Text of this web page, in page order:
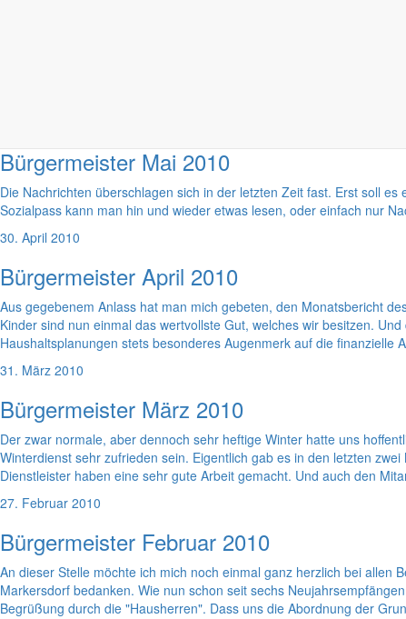
Viel wird in der letzten Zeit über die Entwicklung am Berzdorfer See
Bürgermeister Mai 2010
Die Nachrichten überschlagen sich in der letzten Zeit fast. Erst soll
Sozialpass kann man hin und wieder etwas lesen, oder einfach nur
30. April 2010
Bürgermeister April 2010
Aus gegebenem Anlass hat man mich gebeten, den Monatsbericht
Kinder sind nun einmal das wertvollste Gut, welches wir besitzen.
Haushaltsplanungen stets besonderes Augenmerk auf die finanzielle
31. März 2010
Bürgermeister März 2010
Der zwar normale, aber dennoch sehr heftige Winter hatte uns
Winterdienst sehr zufrieden sein. Eigentlich gab es in den letzten
Dienstleister haben eine sehr gute Arbeit gemacht. Und auch den
27. Februar 2010
Bürgermeister Februar 2010
An dieser Stelle möchte ich mich noch einmal ganz herzlich bei
Markersdorf bedanken. Wie nun schon seit sechs
Begrüßung durch die "Hausherren". Dass uns die Abordnung der